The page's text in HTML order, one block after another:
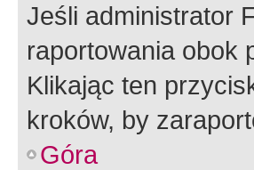
Jeśli administrator
raportowania obok
Klikając ten
kroków, by
Góra